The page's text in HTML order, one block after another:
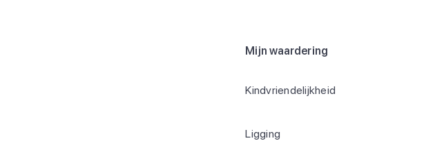
Mijn waardering
Kindvriendelijkheid
Ligging